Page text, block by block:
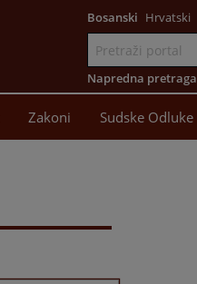
Bosanski Hrvatski
Napredna pretraga
Zakoni Sudske Odluke